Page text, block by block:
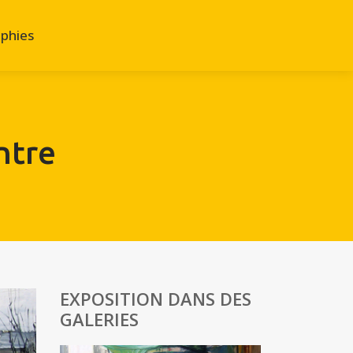
EXPOSITION DANS DES
GALERIES